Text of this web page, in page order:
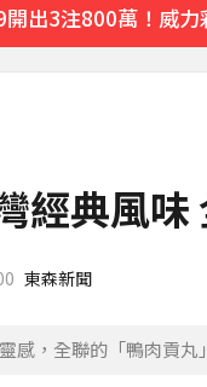
開出3注800萬！威
經典風
東森新聞
感，全聯的「鴨肉貢丸